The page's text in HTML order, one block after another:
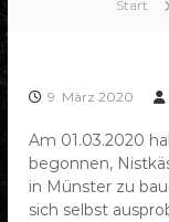
n
g
Start
9. März 2020
Am 01.03.2020
begonnen,
in Münster zu
sich selbst